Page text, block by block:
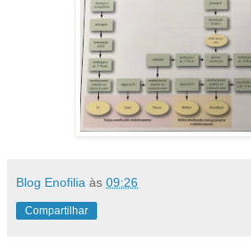
Blog Enofilia às 09:26
Compartilhar